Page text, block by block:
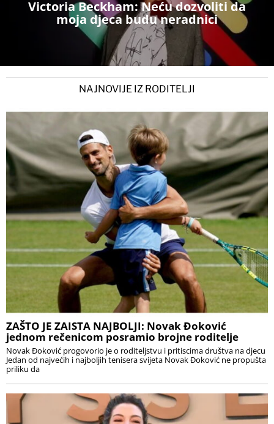
Victoria Beckham: Neću dozvoliti da
moja djeca budu neradnici
NAJNOVIJE IZ RODITELJI
ZAŠTO JE ZAISTA NAJBOLJI: Novak Đoković
jednom rečenicom posramio brojne roditelje
Novak Đoković progovorio je o roditeljstvu i pritiscima društva na djecu
Jedan od najvećih i najboljih tenisera svijeta Novak Đoković ne propušta
priliku da